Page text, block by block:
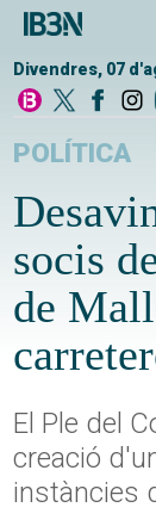
Divendres, 07
POLÍTICA
socis
de
El Ple del
creació
instàncies